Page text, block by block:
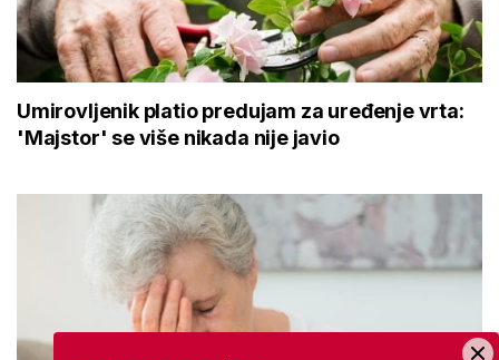
Umirovljenik platio predujam za uređenje vrta:
'Majstor' se više nikada nije javio